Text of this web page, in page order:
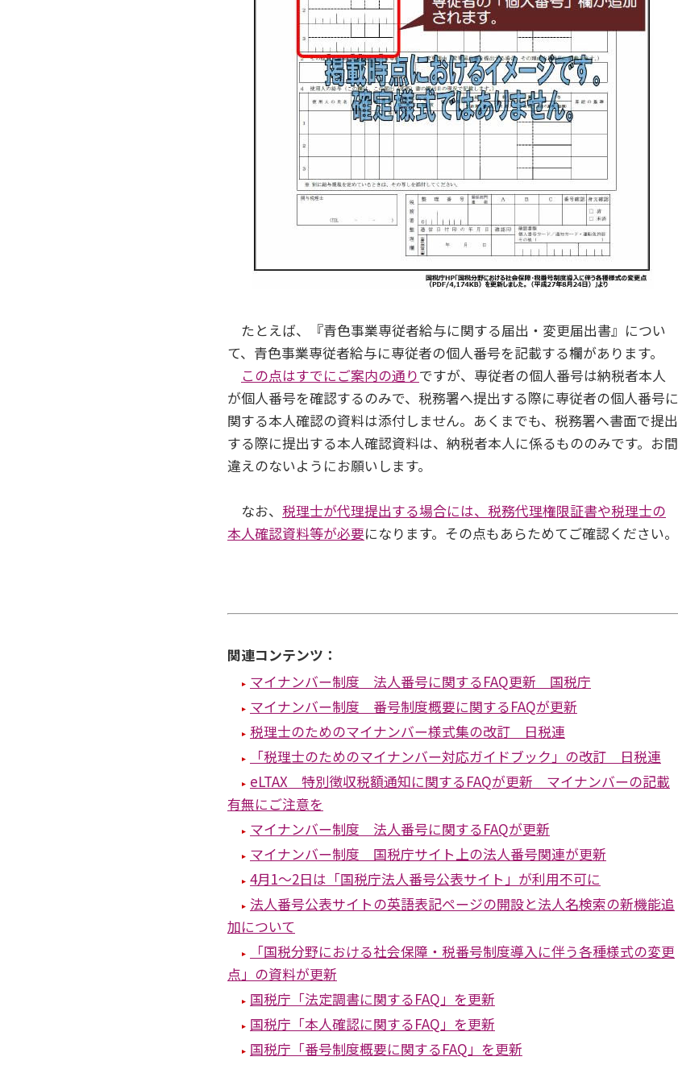
たとえば、『青色事業専従者給与に関する届出・変更届出書』につい
て、青色事業専従者給与に専従者の個人番号を記載する欄があります。
この点はすでにご案内の通りですが、専従者の個人番号は納税者本人
が個人番号を確認するのみで、税務署へ提出する際に専従者の個人番号に
関する本人確認の資料は添付しません。あくまでも、税務署へ書面で提出
する際に提出する本人確認資料は、納税者本人に係るもののみです。お間
違えのないようにお願いします。
なお、 税理士が代理提出する場合には、税務代理権限証書や税理士の
本人確認資料等が必要になります。その点もあらためてご確認ください。
関連コンテンツ：
マイナンバー制度 法人番号に関するFAQ更新 国税庁
マイナンバー制度 番号制度概要に関するFAQが更新
税理士のためのマイナンバー様式集の改訂 日税連
「税理士のためのマイナンバー対応ガイドブック」の改訂 日税連
eLTAX 特別徴収税額通知に関するFAQが更新 マイナンバーの記載
有無にご注意を
マイナンバー制度 法人番号に関するFAQが更新
マイナンバー制度 国税庁サイト上の法人番号関連が更新
4月1～2日は「国税庁法人番号公表サイト」が利用不可に
法人番号公表サイトの英語表記ページの開設と法人名検索の新機能追
加について
「国税分野における社会保障・税番号制度導入に伴う各種様式の変更
点」の資料が更新
国税庁「法定調書に関するFAQ」を更新
国税庁「本人確認に関するFAQ」を更新
国税庁「番号制度概要に関するFAQ」を更新